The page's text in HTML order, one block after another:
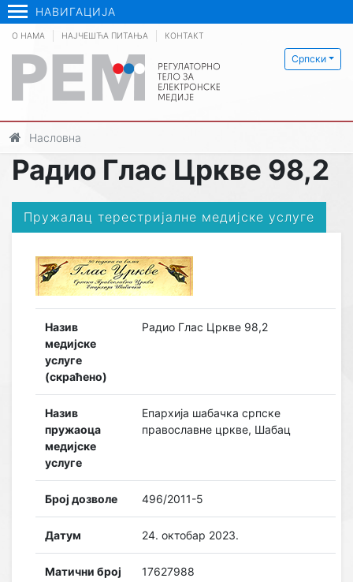
НАВИГАЦИЈА
Српски
О НАМА НАЈЧЕШЋА ПИТАЊА КОНТАКТ
Насловна
Радио Глас Цркве 98,2
Пружалац терестријалне медијске услуге
Назив
медијске
услуге
(скраћено)
Радио Глас Цркве 98,2
Назив
пружаоца
медијске
услуге
Епархија шабачка српске
православне цркве, Шабац
Број дозволе 496/2011-5
Датум 24. октобар 2023.
Матични број 17627988